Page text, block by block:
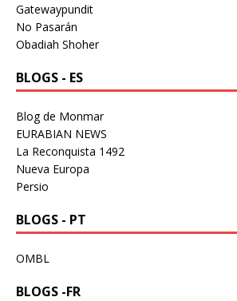
Gatewaypundit
No Pasarán
Obadiah Shoher
BLOGS - ES
Blog de Monmar
EURABIAN NEWS
La Reconquista 1492
Nueva Europa
Persio
BLOGS - PT
OMBL
BLOGS -FR